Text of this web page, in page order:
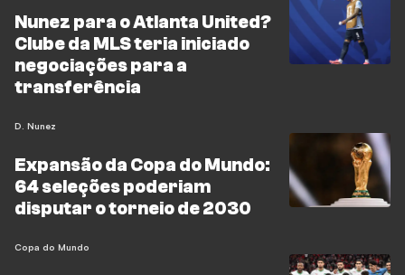
Nunez para o Atlanta United?
Clube da MLS teria iniciado
negociações para a
transferência
D. Nunez
Expansão da Copa do Mundo:
64 seleções poderiam
disputar o torneio de 2030
Copa do Mundo